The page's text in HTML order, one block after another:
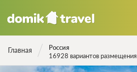
Главная
Россия
16928 вариантов размещения